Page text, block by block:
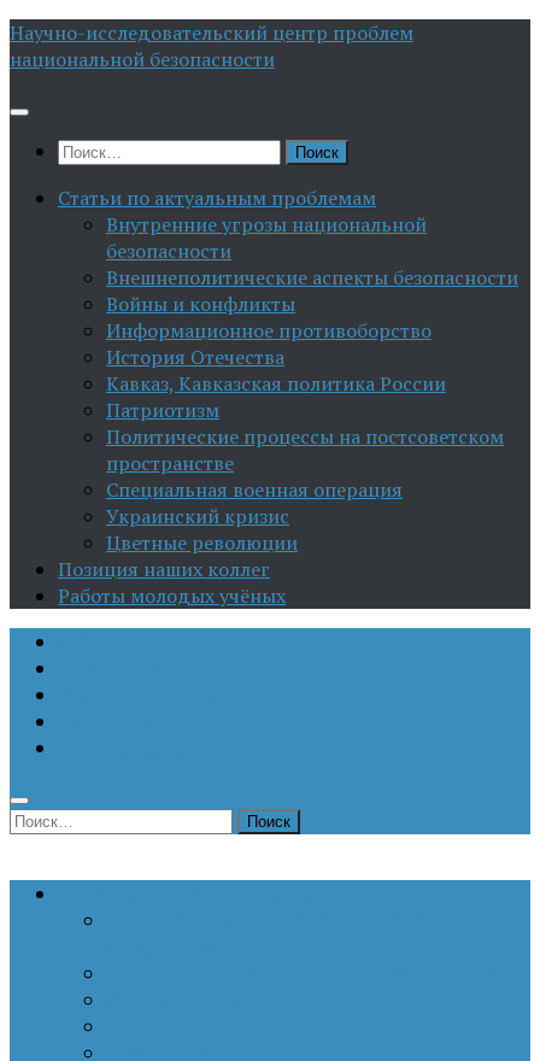
Перейти
к
Научно-исследовательский центр проблем
национальной безопасности
Найти:
Статьи по актуальным проблемам
Внутренние угрозы национальной
безопасности
Внешнеполитические аспекты безопасности
Войны и конфликты
Информационное противоборство
История Отечества
Кавказ, Кавказская политика России
Патриотизм
Политические процессы на постсоветском
пространстве
Специальная военная операция
Украинский кризис
Цветные революции
Позиция наших коллег
Работы молодых учёных
Найти: